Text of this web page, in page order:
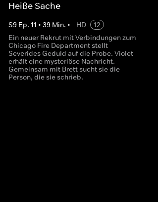
Heiße Sache
S9 Ep. 11 • 39Min. • HD
12
Ein neuer Rekrut mit Verbindungen zum
Chicago Fire Department stellt
Severides Geduld auf die Probe. Violet
erhält eine mysteriöse Nachricht.
Gemeinsam mit Brett sucht sie die
Person, die sie schrieb.